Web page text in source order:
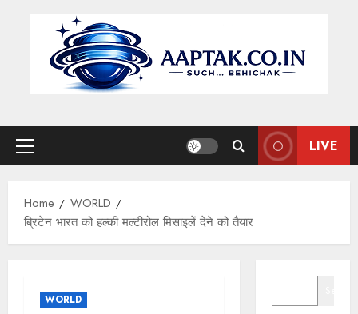
Primary
LIVE
Home
WORLD
ब्रिटेन भारत को हल्की मल्टीरोल मिसाइलें देने को तैयार
WORLD